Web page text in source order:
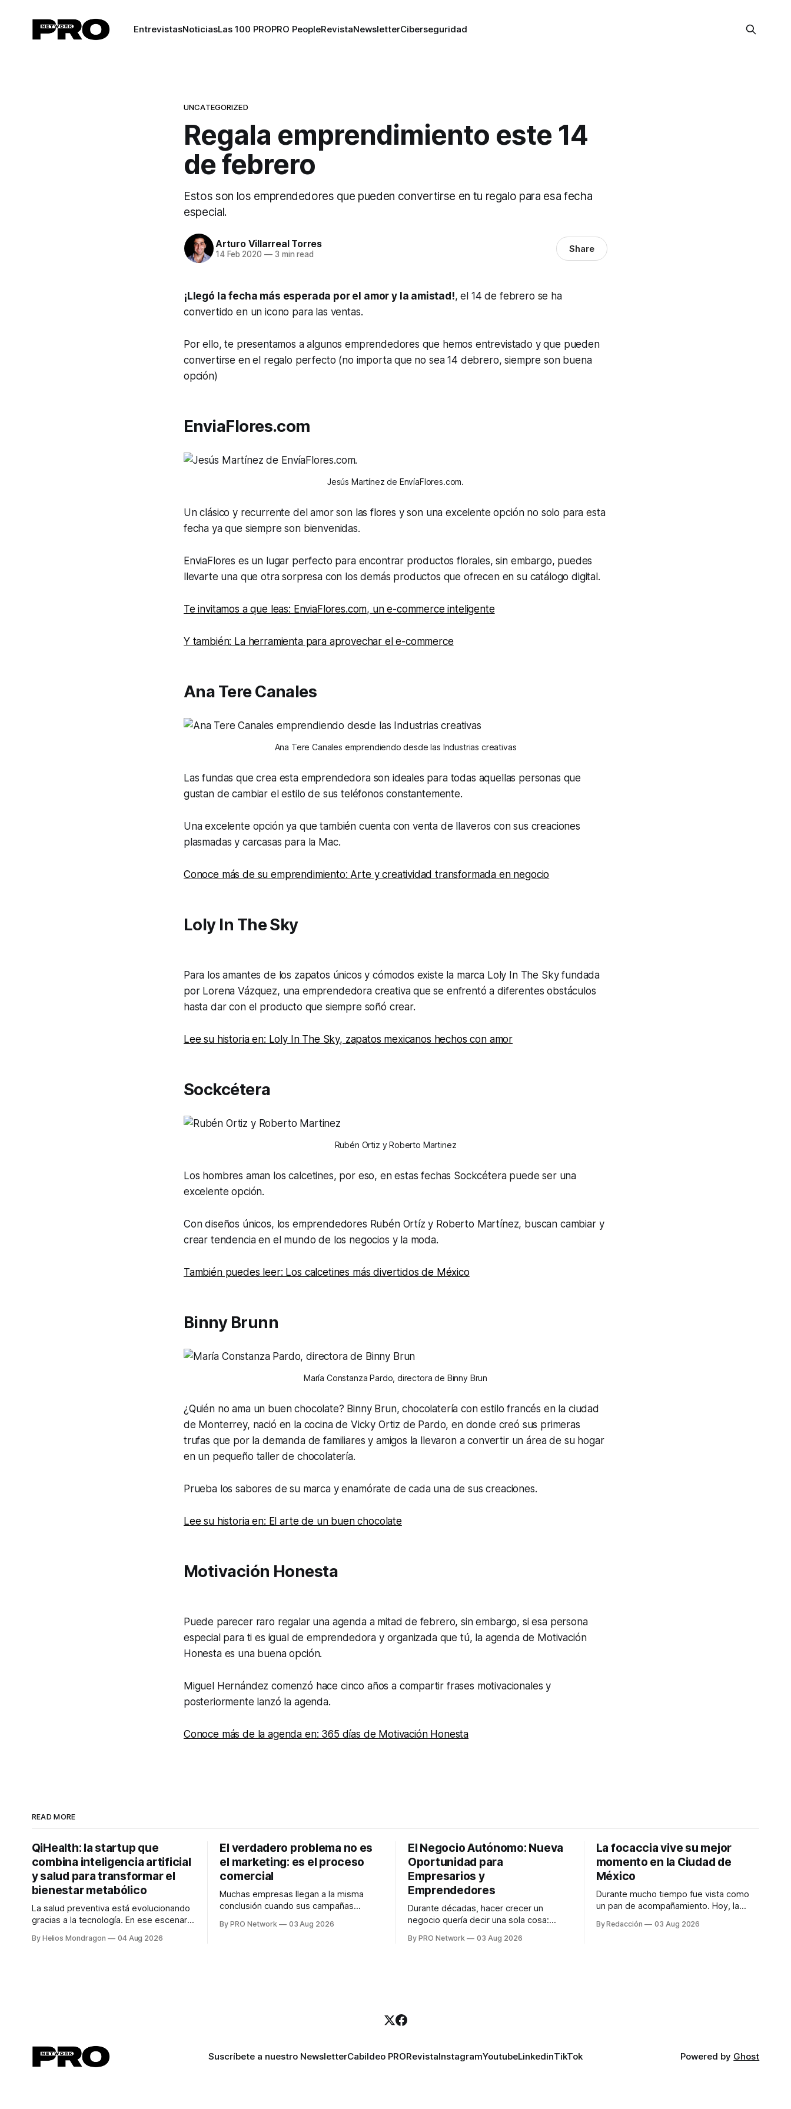
EntrevistasNoticiasLas 100 PROPRO PeopleRevistaNewsletterCiberseguridad
UNCATEGORIZED
Regala emprendimiento este 14
de febrero
Estos son los emprendedores que pueden convertirse en tu regalo para esa fecha
especial.
Arturo Villarreal Torres
14 Feb 2020 —3 min read Share
¡Llegó la fecha más esperada por el amor y la amistad!, el 14 de febrero se ha
convertido en un icono para las ventas.
Por ello, te presentamos a algunos emprendedores que hemos entrevistado y que pueden
convertirse en el regalo perfecto (no importa que no sea 14 debrero, siempre son buena
opción)
EnviaFlores.com
Jesús Martínez de EnvíaFlores.com.
Un clásico y recurrente del amor son las flores y son una excelente opción no solo para esta
fecha ya que siempre son bienvenidas.
EnviaFlores es un lugar perfecto para encontrar productos florales, sin embargo, puedes
llevarte una que otra sorpresa con los demás productos que ofrecen en su catálogo digital.
Te invitamos a que leas: EnviaFlores.com, un e-commerce inteligente
Y también: La herramienta para aprovechar el e-commerce
Ana Tere Canales
Ana Tere Canales emprendiendo desde las Industrias creativas
Las fundas que crea esta emprendedora son ideales para todas aquellas personas que
gustan de cambiar el estilo de sus teléfonos constantemente.
Una excelente opción ya que también cuenta con venta de llaveros con sus creaciones
plasmadas y carcasas para la Mac.
Conoce más de su emprendimiento: Arte y creatividad transformada en negocio
Loly In The Sky
Para los amantes de los zapatos únicos y cómodos existe la marca Loly In The Sky fundada
por Lorena Vázquez, una emprendedora creativa que se enfrentó a diferentes obstáculos
hasta dar con el producto que siempre soñó crear.
Lee su historia en: Loly In The Sky, zapatos mexicanos hechos con amor
Sockcétera
Rubén Ortiz y Roberto Martinez
Los hombres aman los calcetines, por eso, en estas fechas Sockcétera puede ser una
excelente opción.
Con diseños únicos, los emprendedores Rubén Ortíz y Roberto Martínez, buscan cambiar y
crear tendencia en el mundo de los negocios y la moda.
También puedes leer: Los calcetines más divertidos de México
Binny Brunn
María Constanza Pardo, directora de Binny Brun
¿Quién no ama un buen chocolate? Binny Brun, chocolatería con estilo francés en la ciudad
de Monterrey, nació en la cocina de Vicky Ortiz de Pardo, en donde creó sus primeras
trufas que por la demanda de familiares y amigos la llevaron a convertir un área de su hogar
en un pequeño taller de chocolatería.
Prueba los sabores de su marca y enamórate de cada una de sus creaciones.
Lee su historia en: El arte de un buen chocolate
Motivación Honesta
Puede parecer raro regalar una agenda a mitad de febrero, sin embargo, si esa persona
especial para ti es igual de emprendedora y organizada que tú, la agenda de Motivación
Honesta es una buena opción.
Miguel Hernández comenzó hace cinco años a compartir frases motivacionales y
posteriormente lanzó la agenda.
Conoce más de la agenda en: 365 días de Motivación Honesta
READ MORE
QiHealth: la startup que
combina inteligencia artificial
y salud para transformar el
bienestar metabólico
La salud preventiva está evolucionando
gracias a la tecnología. En ese escenario
desarrolla un ecosistema digital capaz
By Helios Mondragon 04 Aug 2026
El verdadero problema no es
el marketing: es el proceso
comercial
Muchas empresas llegan a la misma
conclusión cuando sus campañas
marketing no funciona". Sin embargo,
By PRO Network 03 Aug 2026
El Negocio Autónomo: Nueva
Oportunidad para
Empresarios y
Emprendedores
Durante décadas, hacer crecer un
negocio quería decir una sola cosa:
anuncios, un especialista en marketing
By PRO Network 03 Aug 2026
La focaccia vive su mejor
momento en la Ciudad de
México
Durante mucho tiempo fue vista como
un pan de acompañamiento. Hoy, la
platillos favoritos de quienes buscan
By Redacción 03 Aug 2026
Suscríbete a nuestro NewsletterCabildeo PRORevistaInstagramYoutubeLinkedinTikTok Powered by Ghost